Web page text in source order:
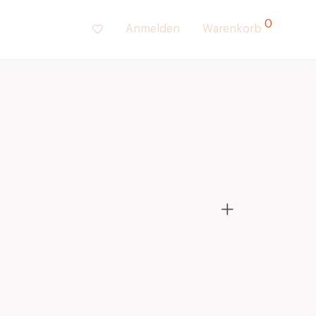
Anmelden Warenkorb 0